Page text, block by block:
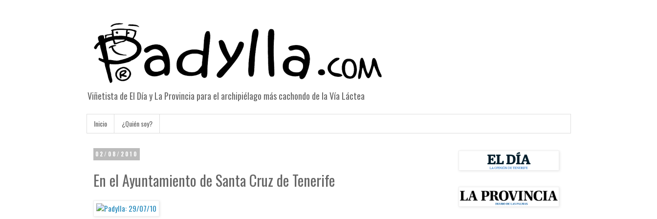
Viñetista de El Día y La Provincia para el archipiélago más cachondo de la Vía Láctea
Inicio ¿Quién soy?
02/08/2010
En el Ayuntamiento de Santa Cruz de Tenerife